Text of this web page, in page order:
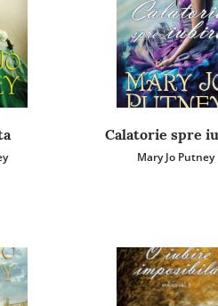
Calatorie spre
Mary Jo Putney